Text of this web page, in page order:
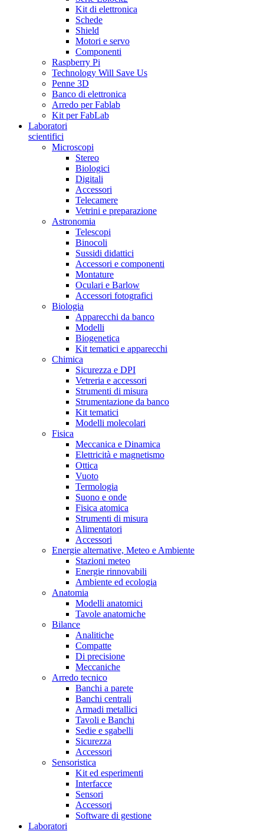
Kit di elettronica
Schede
Shield
Motori e servo
Componenti
Raspberry Pi
Technology Will Save Us
Penne 3D
Banco di elettronica
Arredo per Fablab
Kit per FabLab
Laboratori
scientifici
Microscopi
Stereo
Biologici
Digitali
Accessori
Telecamere
Vetrini e preparazione
Astronomia
Telescopi
Binocoli
Sussidi didattici
Accessori e componenti
Montature
Oculari e Barlow
Accessori fotografici
Biologia
Apparecchi da banco
Modelli
Biogenetica
Kit tematici e apparecchi
Chimica
Sicurezza e DPI
Vetreria e accessori
Strumenti di misura
Strumentazione da banco
Kit tematici
Modelli molecolari
Fisica
Meccanica e Dinamica
Elettricità e magnetismo
Ottica
Vuoto
Termologia
Suono e onde
Fisica atomica
Strumenti di misura
Alimentatori
Accessori
Energie alternative, Meteo e Ambiente
Stazioni meteo
Energie rinnovabili
Ambiente ed ecologia
Anatomia
Modelli anatomici
Tavole anatomiche
Bilance
Analitiche
Compatte
Di precisione
Meccaniche
Arredo tecnico
Banchi a parete
Banchi centrali
Armadi metallici
Tavoli e Banchi
Sedie e sgabelli
Sicurezza
Accessori
Sensoristica
Kit ed esperimenti
Interfacce
Sensori
Accessori
Software di gestione
Laboratori